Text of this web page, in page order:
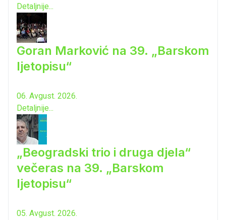
Detaljnije...
Goran Marković na 39. „Barskom
ljetopisu“
06. Avgust. 2026.
Detaljnije...
„Beogradski trio i druga djela“
večeras na 39. „Barskom
ljetopisu“
05. Avgust. 2026.